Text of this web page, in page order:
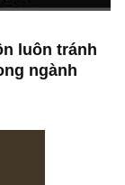
luôn luôn